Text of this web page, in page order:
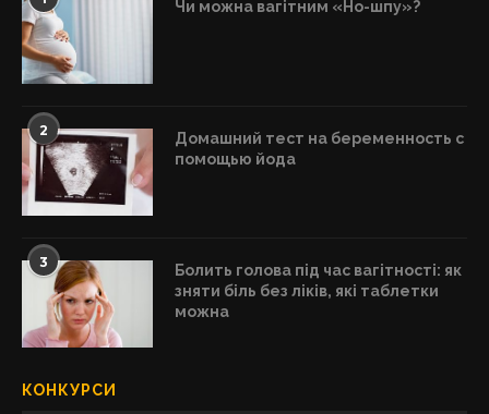
Чи можна вагітним «Но-шпу»?
2
Домашний тест на беременность с
помощью йода
3
Болить голова під час вагітності: як
зняти біль без ліків, які таблетки
можна
КОНКУРСИ